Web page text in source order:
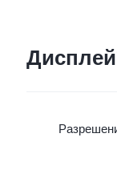
Дисплей